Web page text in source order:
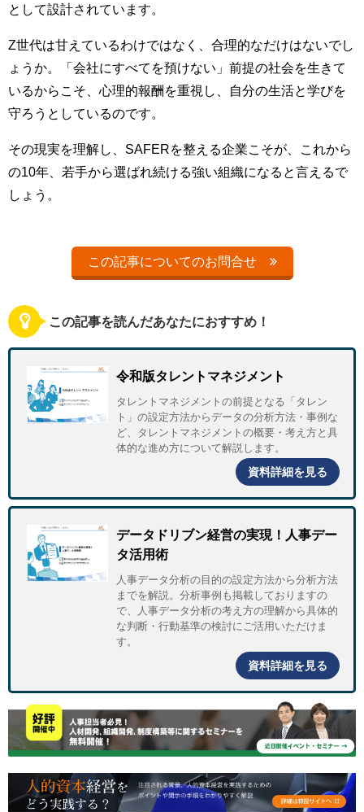
として設計されています。
Z世代は甘えているわけではなく、合理的なだけはないでし
ょうか。「会社にすべてを預けない」前提の社会を生きて
いるからこそ、心理的報酬を重視し、自分の生活と学びを
守ろうとしているのです。
その現実を理解し、SAFERを整える企業こそが、これから
の10年、若手から選ばれ続ける強い組織になると言えるで
しょう。
この記事についてのお問合せ
この記事を読んだあなたにおすすめ！
令和版タレントマネジメント
タレントマネジメントの前提となる「タレン
ト」の設定方法からデータの分析方法・事例な
ど、タレントマネジメントの概要・考え方と具
体的な進め方について解説します。
資料詳細を見る
データドリブン経営の実現！人事デー
タ活用術
人事データ分析の目的の設定方法から分析方法
までを解説。分析事例も掲載しておりますの
で、人事データ分析の考え方の理解から具体的
な判断・行動基準の検討にご活用いただけま
す。
資料詳細を見る